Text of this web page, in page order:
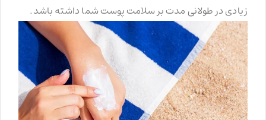
زیادی در طولانی مدت بر سلامت پوست شما داشته باشد.